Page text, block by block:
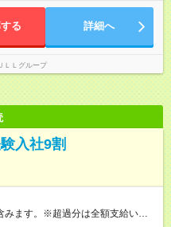
なる部分があります。 雇用形態：
月給 230,000円以上 上記額にはみ
分は全額支給いたします。 みな
間中（最大12ヶ月間）も、試用期
楽しむ社員も多くいます◎
る 詳細へ
ＬＬグループ
入社9割
ます。※超過分は全額支給いたし